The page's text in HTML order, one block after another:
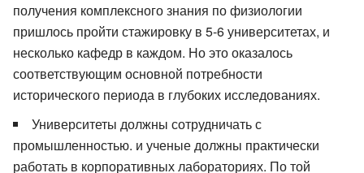
получения комплексного знания по физиологии
пришлось пройти стажировку в 5-6 университетах, и
несколько кафедр в каждом. Но это оказалось
соответствующим основной потребности
исторического периода в глубоких исследованиях.
Университеты должны сотрудничать с
промышленностью. и ученые должны практически
работать в корпоративных лабораториях. По той